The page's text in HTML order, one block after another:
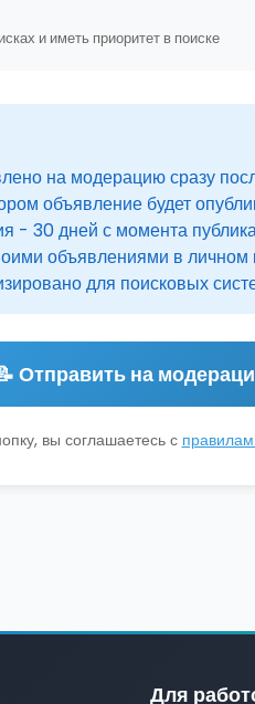
и иметь приоритет в поиске
на модерацию сразу
объявление будет
- 30 дней с момента
объявлениями в личном
для поисковых
Отправить на
вы соглашаетесь с
Для